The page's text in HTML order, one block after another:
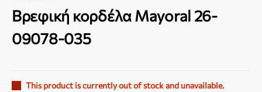
Βρεφική κορδέλα Mayoral 26-
09078-035
This product is currently out of stock and unavailable.